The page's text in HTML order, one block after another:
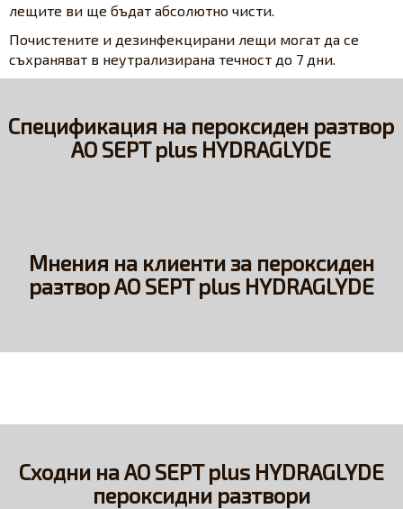
лещите ви ще бъдат абсолютно чисти.
Почистените и дезинфекцирани лещи могат да се
съхраняват в неутрализирана течност до 7 дни.
Спецификация на пероксиден разтвор
AO SEPT plus HYDRAGLYDE
Мнения на клиенти за пероксиден
разтвор AO SEPT plus HYDRAGLYDE
Сходни на AO SEPT plus HYDRAGLYDE
пероксидни разтвори